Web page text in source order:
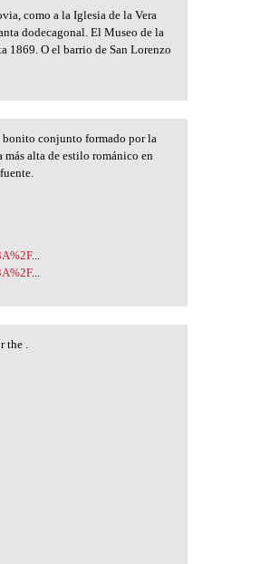
como a la Iglesia de la Vera
dodecagonal. El Museo de la
1869. O el barrio de San Lorenzo
bonito conjunto formado por la
más alta de estilo románico en
...
...
the .